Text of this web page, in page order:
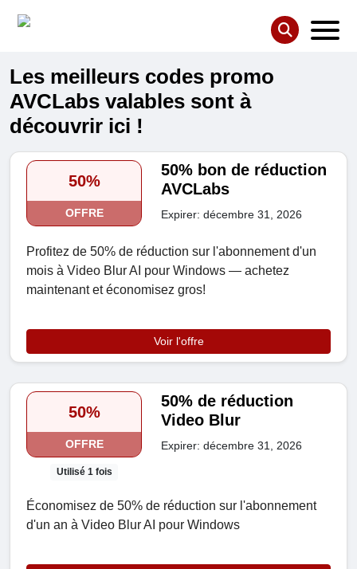
Les meilleurs codes promo
AVCLabs valables sont à
découvrir ici !
50%
OFFRE
50% bon de réduction
AVCLabs
Expirer: décembre 31, 2026
Profitez de 50% de réduction sur l'abonnement d'un
mois à Video Blur AI pour Windows — achetez
maintenant et économisez gros!
Voir l'offre
50%
OFFRE
Utilisé 1 fois
50% de réduction
Video Blur
Expirer: décembre 31, 2026
Économisez de 50% de réduction sur l'abonnement
d'un an à Video Blur AI pour Windows